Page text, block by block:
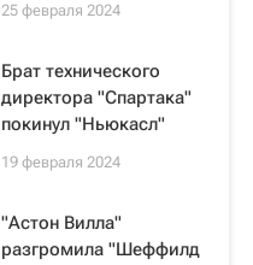
25 февраля 2024
Брат технического
директора "Спартака"
покинул "Ньюкасл"
19 февраля 2024
"Астон Вилла"
разгромила "Шеффилд